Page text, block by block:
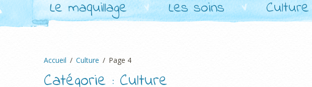
Le maquillage Les soins Culture
Accueil Culture Page 4
Catégorie : Culture